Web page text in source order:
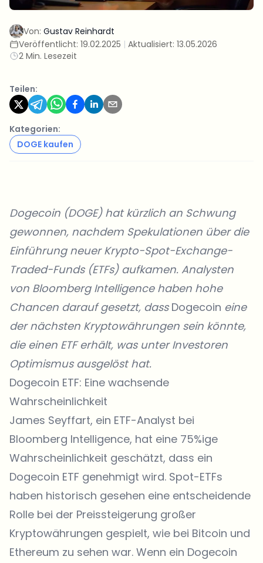
Von: Gustav Reinhardt
Veröffentlicht: 19.02.2025 | Aktualisiert: 13.05.2026
2 Min. Lesezeit
Teilen:
Kategorien:
DOGE kaufen
Dogecoin (DOGE) hat kürzlich an Schwung
gewonnen, nachdem Spekulationen über die
Einführung neuer Krypto-Spot-Exchange-
Traded-Funds (ETFs) aufkamen. Analysten
von Bloomberg Intelligencehaben hohe
Chancen darauf gesetzt, dassDogecoin eine
der nächsten Kryptowährungen sein könnte,
die einen ETF erhält, was unter Investoren
Optimismus ausgelöst hat.
Dogecoin ETF: Eine wachsende
Wahrscheinlichkeit
James Seyffart, ein ETF-Analyst bei
Bloomberg Intelligence, hat eine 75%ige
Wahrscheinlichkeit geschätzt, dass ein
Dogecoin ETF genehmigt wird. Spot-ETFs
haben historisch gesehen eine entscheidende
Rolle bei der Preissteigerung großer
Kryptowährungen gespielt, wie bei Bitcoin und
Ethereum zu sehen war. Wenn ein Dogecoin